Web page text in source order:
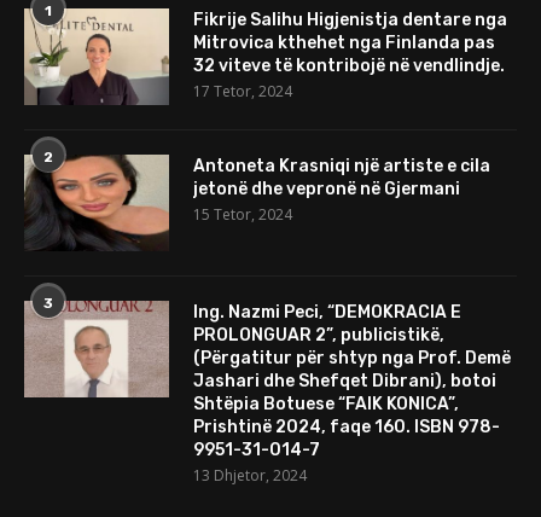
1
Fikrije Salihu Higjenistja dentare nga
Mitrovica kthehet nga Finlanda pas
32 viteve të kontribojë në vendlindje.
17 Tetor, 2024
2
Antoneta Krasniqi një artiste e cila
jetonë dhe vepronë në Gjermani
15 Tetor, 2024
3
Ing. Nazmi Peci, “DEMOKRACIA E
PROLONGUAR 2”, publicistikë,
(Përgatitur për shtyp nga Prof. Demë
Jashari dhe Shefqet Dibrani), botoi
Shtëpia Botuese “FAIK KONICA”,
Prishtinë 2024, faqe 160. ISBN 978-
9951-31-014-7
13 Dhjetor, 2024